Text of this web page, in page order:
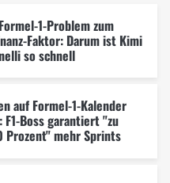
1-Problem zum
Faktor: Darum ist Kimi
so schnell
auf Formel-1-Kalender
F1-Boss garantiert "zu
Prozent" mehr Sprints